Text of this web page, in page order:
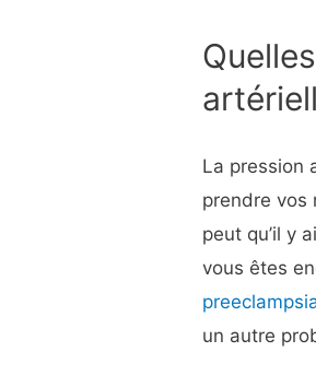
La pression
prendre vos
peut qu’il y
vous êtes
un autre